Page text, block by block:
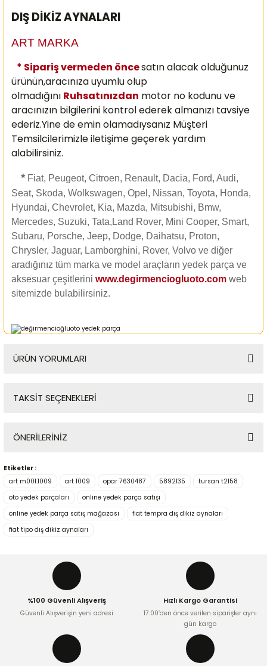
DIŞ DİKİZ AYNALARI
ART MARKA
* Sipariş vermeden öncesatın alacak olduğunuz
ürünün,aracınıza uyumlu olup
olmadığını Ruhsatınızdan motor no kodunu ve
aracınızın bilgilerini kontrol ederek almanızı tavsiye
ederiz.Yine de emin olamadıysanız Müşteri
Temsilcilerimizle iletişime geçerek yardım
alabilirsiniz.
* Fiat, Peugeot, Citroen, Renault, Dacia, Ford, Audi,
Seat, Skoda, Wolkswagen, Opel, Nissan, Toyota, Honda,
Hyundai, Chevrolet, Kia, Mazda, Mitsubishi, Bmw,
Mercedes, Suzuki, Tata,Land Rover, Mini Cooper, Smart,
Subaru, Porsche, Jeep, Dodge, Daihatsu, Proton,
Chrysler, Jaguar, Lamborghini, Rover, Volvo ve diğer
aradığınız tüm marka ve model araçların yedek parça ve
aksesuar çeşitlerini www.degirmenciogluoto.com web
sitemizde bulabilirsiniz.
ÜRÜN YORUMLARI
TAKSİT SEÇENEKLERİ
ÖNERİLERİNİZ
Bu ürünün fiyat bilgisi, resim, ürün açıklamalarında ve diğer
konularda yetersiz gördüğünüz noktaları öneri formunu
kullanarak tarafımıza iletebilirsiniz.
Ürün resmi kalitesiz, bozuk veya görüntülenemiyor.
Ürün bilgilerinde hatalar bulunuyor.
Ürün fiyatı diğer sitelerden daha pahalı.
Bu ürüne benzer farklı alternatifler olmalı.
Etiketler :
art m001.1009
art 1009 opar 7630487 5892135
tursan t2158
oto yedek parçaları
online yedek parça satışı
online yedek parça satış mağazası
fiat tempra dış dikiz aynaları
fiat tipo dış dikiz aynaları
%100 Güvenli Alışveriş
Güvenli Alışverişin yeni adresi
Hızlı Kargo Garantisi
17:00’den önce verilen siparişler aynı
gün kargo